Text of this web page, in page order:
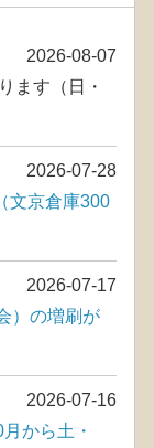
2026-08-07
ます（日・
2026-07-28
文京倉庫300
2026-07-17
）の増刷が
2026-07-16
から土・